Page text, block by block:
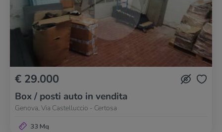
€ 29.000
Box / posti auto in vendita
Genova, Via Castelluccio - Certosa
33 Mq